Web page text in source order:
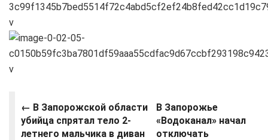
← В Запорожской области
убийца спрятал тело 2-
летнего мальчика в диван
В Запорожье
«Водоканал» начал
отключать